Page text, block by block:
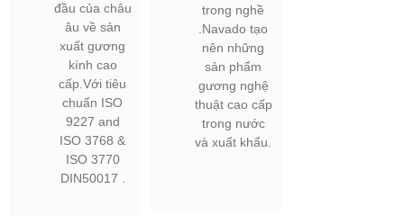
đầu của châu
âu về sản
xuất gương
kính cao
cấp.Với tiêu
chuẩn ISO
9227 and
ISO 3768 &
ISO 3770
DIN50017 .
trong nghề
.Navado tạo
nên những
sản phẩm
gương nghệ
thuật cao cấp
trong nước
và xuất khẩu.